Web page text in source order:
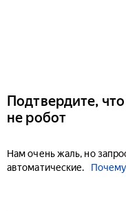
Подтвердите,
не робот
Нам очень жаль, но
автоматические.